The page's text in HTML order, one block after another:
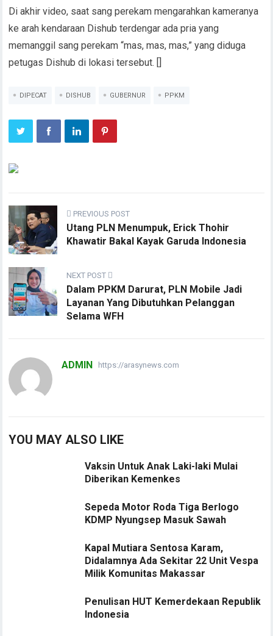
Di akhir video, saat sang perekam mengarahkan kameranya
ke arah kendaraan Dishub terdengar ada pria yang
memanggil sang perekam “mas, mas, mas,” yang diduga
petugas Dishub di lokasi tersebut. []
DIPECAT DISHUB GUBERNUR PPKM
PREVIOUS POST
Utang PLN Menumpuk, Erick Thohir
Khawatir Bakal Kayak Garuda Indonesia
NEXT POST
Dalam PPKM Darurat, PLN Mobile Jadi
Layanan Yang Dibutuhkan Pelanggan
Selama WFH
ADMIN https://arasynews.com
YOU MAY ALSO LIKE
Vaksin Untuk Anak Laki-laki Mulai
Diberikan Kemenkes
Sepeda Motor Roda Tiga Berlogo
KDMP Nyungsep Masuk Sawah
Kapal Mutiara Sentosa Karam,
Didalamnya Ada Sekitar 22 Unit Vespa
Milik Komunitas Makassar
Penulisan HUT Kemerdekaan Republik
Indonesia